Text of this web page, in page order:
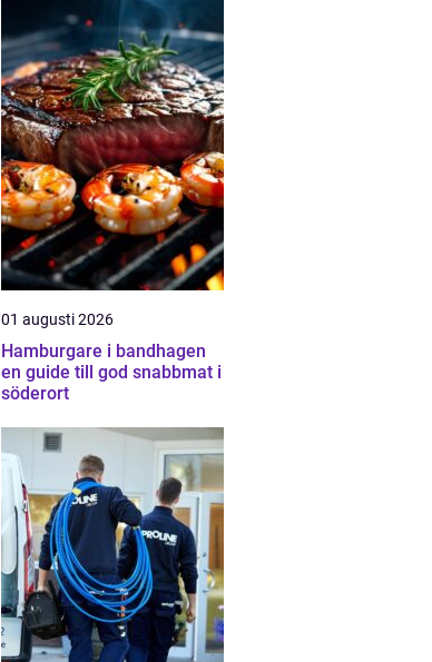
01 augusti 2026
Hamburgare i bandhagen
en guide till god snabbmat i
söderort